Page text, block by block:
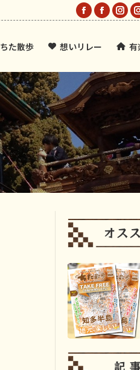
Facebook
opens
new
window
opens
new
window
new
ちた散歩 想いリレー 有